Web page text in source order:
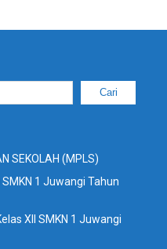
Cari
SEKOLAH (MPLS)
1 Juwangi Tahun
XII SMKN 1 Juwangi